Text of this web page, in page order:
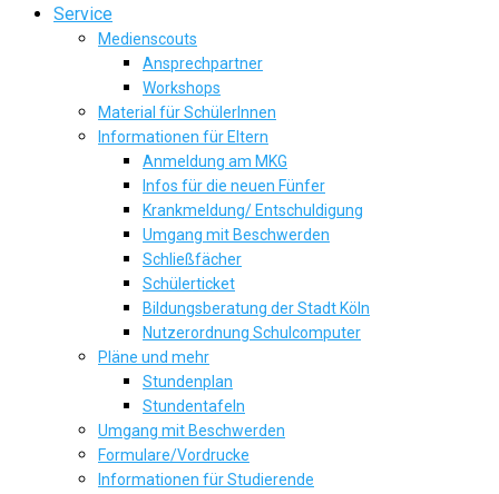
Service
Medienscouts
Ansprechpartner
Workshops
Material für SchülerInnen
Informationen für Eltern
Anmeldung am MKG
Infos für die neuen Fünfer
Krankmeldung/ Entschuldigung
Umgang mit Beschwerden
Schließfächer
Schülerticket
Bildungsberatung der Stadt Köln
Nutzerordnung Schulcomputer
Pläne und mehr
Stundenplan
Stundentafeln
Umgang mit Beschwerden
Formulare/Vordrucke
Informationen für Studierende